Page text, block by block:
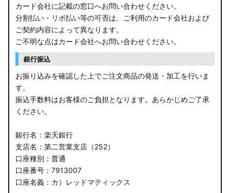
カード会社に記載の窓口へお問い合わせください。
分割払い・リボ払い等の可否は、ご利用のカード会社および
ご契約内容によって異なります。
ご不明な点はカード会社へお問い合わせください。
銀行振込
お振り込みを確認した上でご注文商品の発送・加工を行いま
す。
振込手数料はお客様のご負担となります。あらかじめご了承
ください。
銀行名：楽天銀行
支店名：第二営業支店（252）
口座種別：普通
口座番号：7913007
口座名義：カ）レッドマティックス